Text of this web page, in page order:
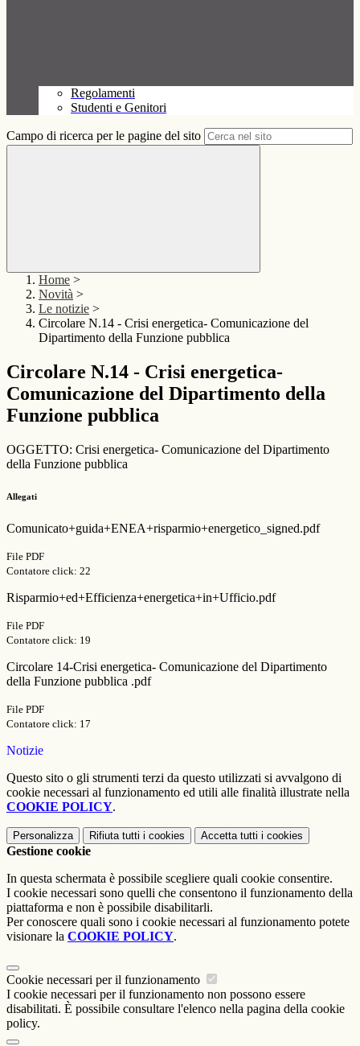
Regolamenti
Studenti e Genitori
Campo di ricerca per le pagine del sito
Home >
Novità >
Le notizie >
Circolare N.14 - Crisi energetica- Comunicazione del
Dipartimento della Funzione pubblica
Circolare N.14 - Crisi energetica-
Comunicazione del Dipartimento della
Funzione pubblica
OGGETTO: Crisi energetica- Comunicazione del Dipartimento
della Funzione pubblica
Allegati
Comunicato+guida+ENEA+risparmio+energetico_signed.pdf
File PDF
Contatore click: 22
Risparmio+ed+Efficienza+energetica+in+Ufficio.pdf
File PDF
Contatore click: 19
Circolare 14-Crisi energetica- Comunicazione del Dipartimento
della Funzione pubblica .pdf
File PDF
Contatore click: 17
Notizie
Questo sito o gli strumenti terzi da questo utilizzati si avvalgono di
cookie necessari al funzionamento ed utili alle finalità illustrate nella
COOKIE POLICY.
Personalizza Rifiuta tutti i cookies Accetta tutti i cookies
Gestione cookie
In questa schermata è possibile scegliere quali cookie consentire.
I cookie necessari sono quelli che consentono il funzionamento della
piattaforma e non è possibile disabilitarli.
Per conoscere quali sono i cookie necessari al funzionamento potete
visionare la COOKIE POLICY.
Cookie necessari per il funzionamento
I cookie necessari per il funzionamento non possono essere
disabilitati. È possibile consultare l'elenco nella pagina della cookie
policy.